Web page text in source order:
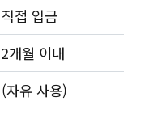
접 입금
개월 이내
자유 사용)